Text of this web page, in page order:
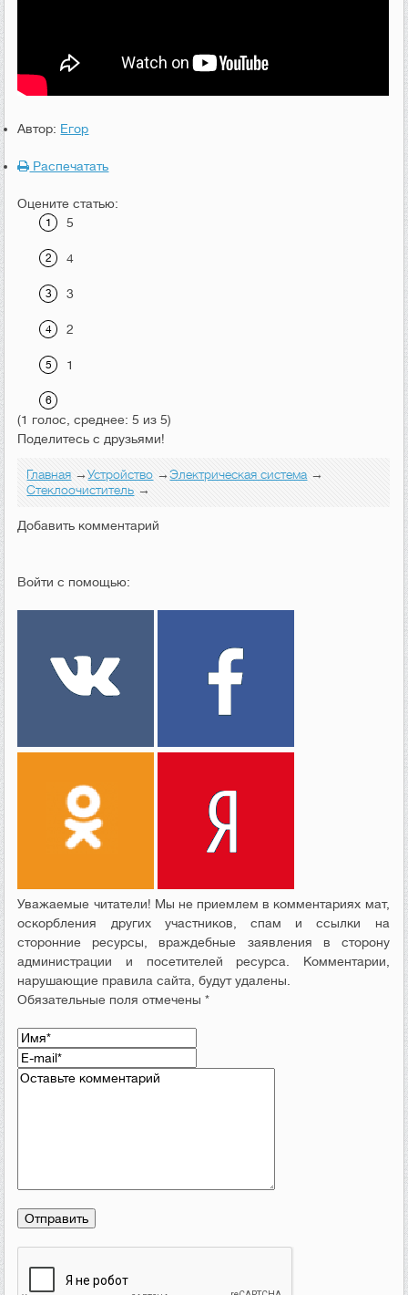
Автор: Егор
Распечатать
Оцените статью:
5
4
3
2
1
(1 голос, среднее: 5 из 5)
Поделитесь с друзьями!
Главная →Устройство →Электрическая система→
Стеклоочиститель →
Добавить комментарий
Войти с помощью:
Уважаемые читатели! Мы не приемлем в комментариях мат,
оскорбления других участников, спам и ссылки на
сторонние ресурсы, враждебные заявления в сторону
администрации и посетителей ресурса. Комментарии,
нарушающие правила сайта, будут удалены.
Обязательные поля отмечены *